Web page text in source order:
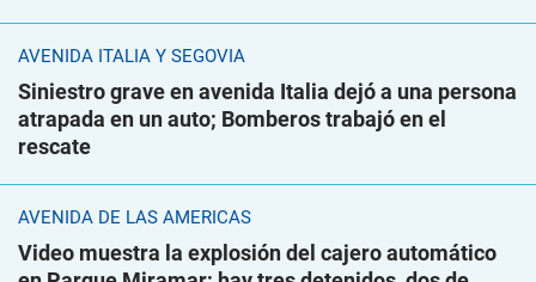
AVENIDA ITALIA Y SEGOVIA
Siniestro grave en avenida Italia dejó a una persona
atrapada en un auto; Bomberos trabajó en el
rescate
AVENIDA DE LAS AMÉRICAS
Video muestra la explosión del cajero automático